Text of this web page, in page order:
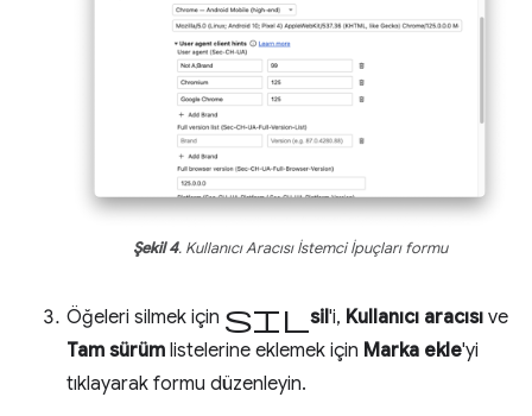
Şekil 4. Kullanıcı Aracısı İstemci İpuçları formu
Öğeleri silmek için sil sil'i, Kullanıcı aracısı ve
Tam sürüm listelerine eklemek için Marka ekle'yi
tıklayarak formu düzenleyin.